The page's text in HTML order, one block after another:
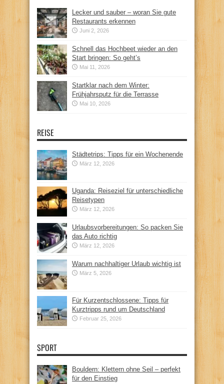
Lecker und sauber – woran Sie gute
Restaurants erkennen
Juni 2, 2026
Schnell das Hochbeet wieder an den
Start bringen: So geht’s
Mai 11, 2026
Startklar nach dem Winter:
Frühjahrsputz für die Terrasse
Mai 10, 2026
REISE
Städtetrips: Tipps für ein Wochenende
März 12, 2026
Uganda: Reiseziel für unterschiedliche
Reisetypen
März 12, 2026
Urlaubsvorbereitungen: So packen Sie
das Auto richtig
März 12, 2026
Warum nachhaltiger Urlaub wichtig ist
März 5, 2026
Für Kurzentschlossene: Tipps für
Kurztripps rund um Deutschland
Februar 25, 2026
SPORT
Bouldern: Klettern ohne Seil – perfekt
für den Einstieg